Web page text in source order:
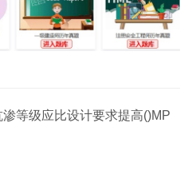
等级应比设计要求提高()MP